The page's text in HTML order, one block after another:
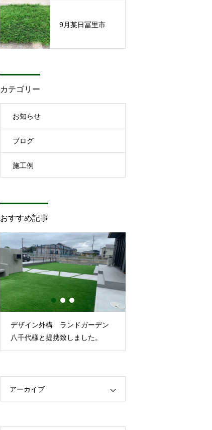
9月某日冨里市
カテゴリー
お知らせ
ブログ
施工例
おすすめ記事
デザイン外構 ランドガーデン
八千代様と提携致しました。
アーカイブ